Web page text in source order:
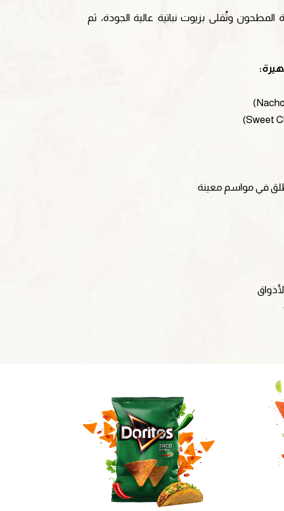
وتُقلى بزيوت نباتية عالية الجودة، ثم
في مواسم معينة